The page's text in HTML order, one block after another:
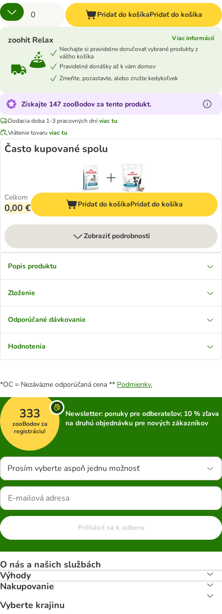
Pridať do košíkaPridať do košíka
zoohit Relax
Viac informácií
Nechajte si pravidelne doručovať vybrané produkty z
vášho košíka
Pravidelné donášky až k vám domov
Zmeňte, pozastavte, alebo zrušte kedykoľvek
Získajte 147 zooBodov za tento produkt.
Dodacia doba 1-3 pracovných dníviac tu
Vrátenie tovaru viac tu
Často kupované spolu
Celkom
0,00 € Pridať do košíkaPridať do košíka
Zobraziť podrobnosti
Popis produktu
Zloženie
Odporúčané dávkovanie
Hodnotenia
*OC = Nezáväzne odporúčaná cena ** Podmienky.
333
zooBodov za
registráciu!
Newsletter: ponuky pre odberateľov; 10 % zľava
na druhú objednávku pre nových zákazníkov
Prosím vyberte aspoň jednu možnosť
Prihlásiť sa k odberu
O nás a našich službách
Výhody
Nakupovanie
Vyberte krajinu